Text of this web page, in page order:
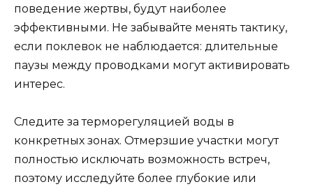
поведение жертвы, будут наиболее
эффективными. Не забывайте менять тактику,
если поклевок не наблюдается: длительные
паузы между проводками могут активировать
интерес.
Следите за терморегуляцией воды в
конкретных зонах. Отмерзшие участки могут
полностью исключать возможность встреч,
поэтому исследуйте более глубокие или